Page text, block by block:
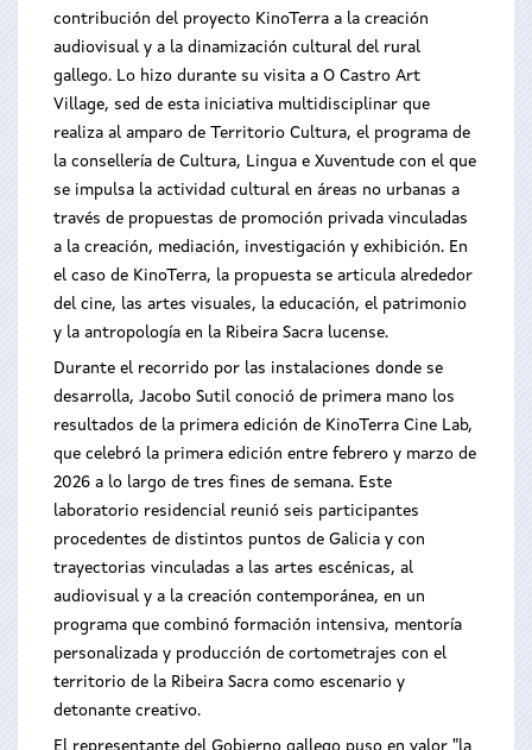
contribución del proyecto KinoTerra a la creación
audiovisual y a la dinamización cultural del rural
gallego. Lo hizo durante su visita a O Castro Art
Village, sed de esta iniciativa multidisciplinar que
realiza al amparo de Territorio Cultura, el programa de
la consellería de Cultura, Lingua e Xuventude con el que
se impulsa la actividad cultural en áreas no urbanas a
través de propuestas de promoción privada vinculadas
a la creación, mediación, investigación y exhibición. En
el caso de KinoTerra, la propuesta se articula alrededor
del cine, las artes visuales, la educación, el patrimonio
y la antropología en la Ribeira Sacra lucense.
Durante el recorrido por las instalaciones donde se
desarrolla, Jacobo Sutil conoció de primera mano los
resultados de la primera edición de KinoTerra Cine Lab,
que celebró la primera edición entre febrero y marzo de
2026 a lo largo de tres fines de semana. Este
laboratorio residencial reunió seis participantes
procedentes de distintos puntos de Galicia y con
trayectorias vinculadas a las artes escénicas, al
audiovisual y a la creación contemporánea, en un
programa que combinó formación intensiva, mentoría
personalizada y producción de cortometrajes con el
territorio de la Ribeira Sacra como escenario y
detonante creativo.
El representante del Gobierno gallego puso en valor "la